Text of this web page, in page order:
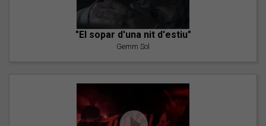
"El sopar d'una nit d'estiu"
Gemm Sol